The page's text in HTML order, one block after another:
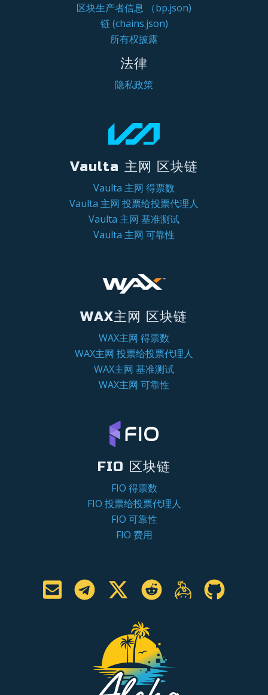
区块生产者信息 （bp.json)
链 (chains.json)
所有权披露
法律
隐私政策
Vaulta 主网 区块链
Vaulta 主网 得票数
Vaulta 主网 投票给投票代理人
Vaulta 主网 基准测试
Vaulta 主网 可靠性
WAX主网 区块链
WAX主网 得票数
WAX主网 投票给投票代理人
WAX主网 基准测试
WAX主网 可靠性
FIO 区块链
FIO 得票数
FIO 投票给投票代理人
FIO 可靠性
FIO 费用